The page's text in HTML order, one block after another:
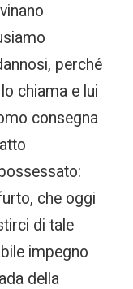
perché
chiama e lui
consegna
che oggi
di tale
impegno
della